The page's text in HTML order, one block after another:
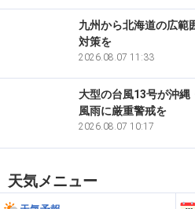
九州から北海道の広
対策を
2026.08.07 11:33
大型の台風13号が沖
風雨に厳重警戒を
2026.08.07 10:17
天気メニュー